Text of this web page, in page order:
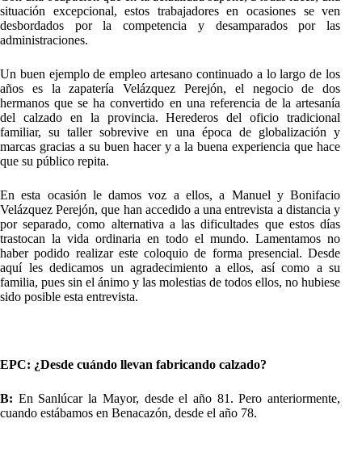
situación excepcional, estos trabajadores en ocasiones se ven
desbordados por la competencia y desamparados por las
administraciones.
Un buen ejemplo de empleo artesano continuado a lo largo de los
años es la zapatería Velázquez Perejón, el negocio de dos
hermanos que se ha convertido en una referencia de la artesanía
del calzado en la provincia. Herederos del oficio tradicional
familiar, su taller sobrevive en una época de globalización y
marcas gracias a su buen hacer y a la buena experiencia que hace
que su público repita.
En esta ocasión le damos voz a ellos, a Manuel y Bonifacio
Velázquez Perejón, que han accedido a una entrevista a distancia y
por separado, como alternativa a las dificultades que estos días
trastocan la vida ordinaria en todo el mundo. Lamentamos no
haber podido realizar este coloquio de forma presencial. Desde
aquí les dedicamos un agradecimiento a ellos, así como a su
familia, pues sin el ánimo y las molestias de todos ellos, no hubiese
sido posible esta entrevista.
EPC: ¿Desde cuándo llevan fabricando calzado?
B: En Sanlúcar la Mayor, desde el año 81. Pero anteriormente,
cuando estábamos en Benacazón, desde el año 78.